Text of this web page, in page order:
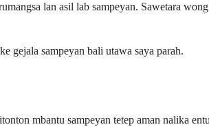
lan asil lab sampeyan. Sawetara
gejala sampeyan bali utawa saya parah.
mbantu sampeyan tetep aman nalika